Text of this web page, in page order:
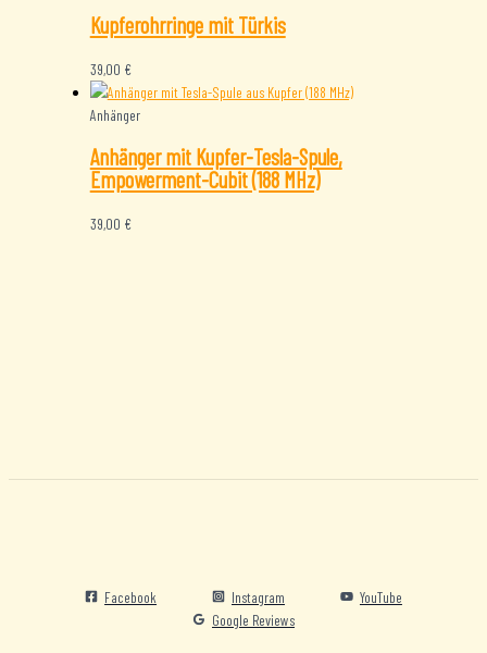
Kupferohrringe mit Türkis
39,00 €
Anhänger
Anhänger mit Kupfer-Tesla-Spule,
Empowerment-Cubit (188 MHz)
39,00 €
Facebook Instagram
YouTube
Google Reviews